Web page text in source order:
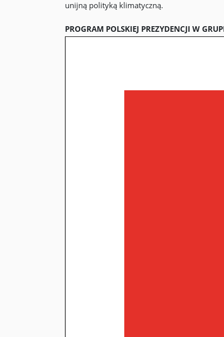
unijną polityką klimatyczną.
PROGRAM POLSKIEJ PREZYDENCJI W